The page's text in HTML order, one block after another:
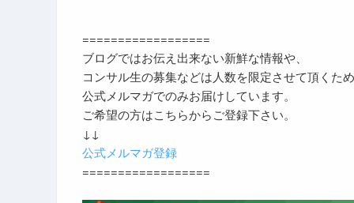
==================
ブログではお伝え出来ない新鮮な情報や、
コンサル生の募集などは人数を限定させて頂くため
公式メルマガでのみお届けしています。
ご希望の方はこちらからご登録下さい。
↓↓
公式メルマガ登録
==================